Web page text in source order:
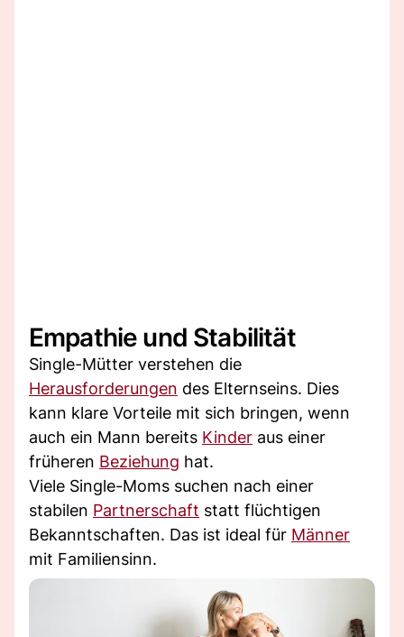
Empathie und Stabilität
Single-Mütter verstehen die
Herausforderungen des Elternseins. Dies
kann klare Vorteile mit sich bringen, wenn
auch ein Mann bereits Kinder aus einer
früheren Beziehung hat.
Viele Single-Moms suchen nach einer
stabilen Partnerschaft statt flüchtigen
Bekanntschaften. Das ist ideal für Männer
mit Familiensinn.